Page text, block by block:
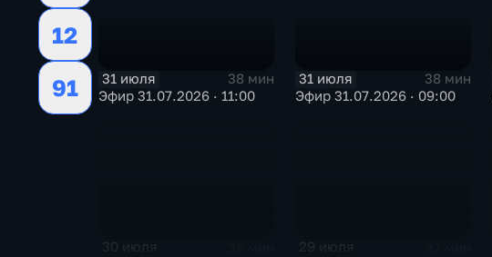
12
91
31 июля
38 мин
Эфир 31.07.2026 · 11:00
31 июля
38 мин
Эфир 31.07.2026 · 09:00
30 июля 29 июля